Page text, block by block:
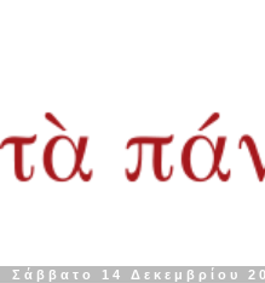
Σάββατο 14 Δεκεμβρίου